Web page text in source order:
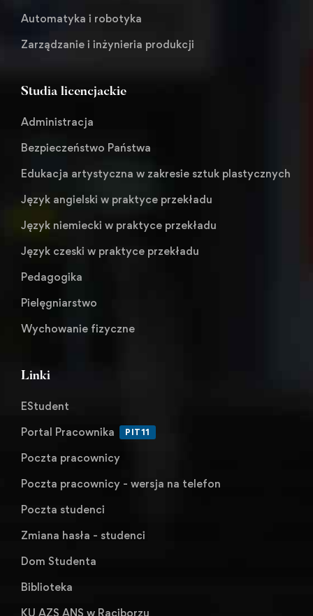
Automatyka i robotyka
Zarządzanie i inżynieria produkcji
Studia licencjackie
Administracja
Bezpieczeństwo Państwa
Edukacja artystyczna w zakresie sztuk plastycznych
Język angielski w praktyce przekładu
Język niemiecki w praktyce przekładu
Język czeski w praktyce przekładu
Pedagogika
Pielęgniarstwo
Wychowanie fizyczne
Linki
EStudent
Portal Pracownika
PIT11
Poczta pracownicy
Poczta pracownicy - wersja na telefon
Poczta studenci
Zmiana hasła - studenci
Dom Studenta
Biblioteka
KU AZS ANS w Raciborzu